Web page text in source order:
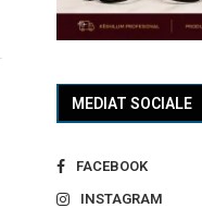
MEDIAT SOCIALE
FACEBOOK
INSTAGRAM